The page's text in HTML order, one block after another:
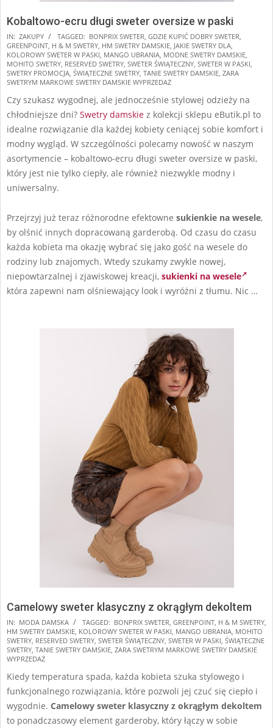
Kobaltowo-ecru długi sweter oversize w paski
2025-
11-
07
IN: ZAKUPY TAGGED: BONPRIX SWETER GDZIE KUPIĆ DOBRY SWETER
GREENPOINT H & M SWETRY HM SWETRY DAMSKIE JAKIE SWETRY DLA
KOLOROWY SWETER W PASKI MANGO UBRANIA MODNE SWETRY DAMSKIE
MOHITO SWETRY RESERVED SWETRY SWETER ŚWIĄTECZNY SWETER W PASKI
SWETRY PROMOCJA ŚWIĄTECZNE SWETRY TANIE SWETRY DAMSKIE ZARA
SWETRYM MARKOWE SWETRY DAMSKIE WYPRZEDAŻ
Czy szukasz wygodnej, ale jednocześnie stylowej odzieży na
chłodniejsze dni? Swetry damskie z kolekcji sklepu eButik.pl to
idealne rozwiązanie dla każdej kobiety ceniącej sobie komfort i
modny wygląd. W szczególności polecamy nowość w naszym
asortymencie – kobaltowo-ecru długi sweter oversize w paski,
który jest nie tylko ciepły, ale również niezwykle modny i
uniwersalny.
Przejrzyj już teraz różnorodne efektowne sukienkie na wesele,
by olśnić innych dopracowaną garderobą. Od czasu do czasu
każda kobieta ma okazję wybrać się jako gość na wesele do
rodziny lub znajomych. Wtedy szukamy zwykle nowej,
niepowtarzalnej i zjawiskowej kreacji, sukienki na wesele
która zapewni nam olśniewający look i wyróżni z tłumu. Nic …
Camelowy sweter klasyczny z okrągłym dekoltem
2025-
11-
07
IN: MODA DAMSKA TAGGED: BONPRIX SWETER GREENPOINT H & M SWETRY
HM SWETRY DAMSKIE KOLOROWY SWETER W PASKI MANGO UBRANIA MOHITO
SWETRY RESERVED SWETRY SWETER ŚWIĄTECZNY SWETER W PASKI ŚWIĄTECZNE
SWETRY TANIE SWETRY DAMSKIE ZARA SWETRYM MARKOWE SWETRY DAMSKIE
WYPRZEDAŻ
Kiedy temperatura spada, każda kobieta szuka stylowego i
funkcjonalnego rozwiązania, które pozwoli jej czuć się ciepło i
wygodnie. Camelowy sweter klasyczny z okrągłym dekoltem
to ponadczasowy element garderoby, który łączy w sobie